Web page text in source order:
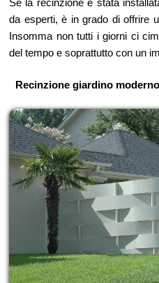
da esperti, è in grado di offrire
Insomma non tutti i giorni ci
del tempo e soprattutto con un
Recinzione giardino